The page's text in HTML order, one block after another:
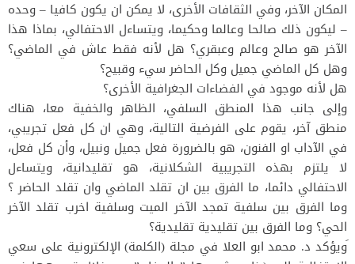
المكان الآخر، وفي الثقافات الأخرى، لا يمكن ان يكون كافيا – وحده
– ليكون ذلك صالحا وعالما وحكيما، ويتساءل الاحتفالي، بماذا هذا
الآخر هو صالح وعالم وعبقري؟ هل لأنه فقط عاش في الماضي؟
وهل كل الماضي جميل وكل الحاضر سيء وقبيح؟
هل لأنه موجود في الفضاءات الجغرافية الأخرى؟
وإلى جانب هذا المنطق السلفي، الظاهر والخفية معا، هناك
منطق آخر، يقوم على الفرضية التالية، وهي ان كل فعل تجريبي،
في الآداب او الفنون، هو بالضرورة فعل جميل ونبيل، وأن كل فعل،
لا يلتزم بهذه التجريبية الشكلانية، هو تقليدانية، ويتساءل
الاحتفالي دائما، ما الفرق بين ان تقلد الماضي وان تقلد الحاضر ؟
وما الفرق بين سلفية تمجد الآخر الميت وسلفية اخرب تقلد الآخر
الحي؟ وما الفرق بين تقليدية تقليدية؟
َويؤكد د. محمد ابو العلا في مجلة (الكلمة) الإلكترونية على سعي